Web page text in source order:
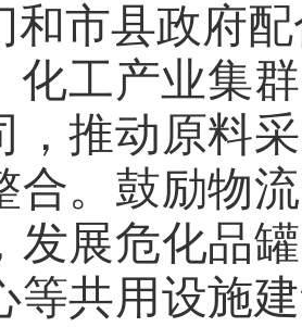
和市县政府
化工产业集
，推动原料
合。鼓励物
发展危化品
等共用设施